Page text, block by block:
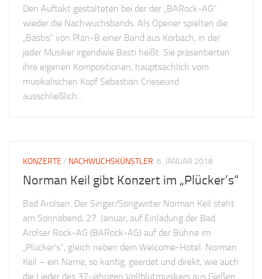
Den Auftakt gestalteten bei der der „BARock-AG“
wieder die Nachwuchsbands. Als Opener spielten die
„Bastis“ von Plan-B einer Band aus Korbach, in der
jeder Musiker irgendwie Basti heißt. Sie präsentierten
ihre eigenen Kompositionen, hauptsächlich vom
musikalischen Kopf Sebastian Crieseund
ausschließlich...
KONZERTE / NACHWUCHSKÜNSTLER 6. JANUAR 2018
Norman Keil gibt Konzert im „Plücker’s“
Bad Arolsen. Der Singer/Songwriter Norman Keil steht
am Sonnabend, 27. Januar, auf Einladung der Bad
Arolser Rock-AG (BARock-AG) auf der Bühne im
„Plücker’s“, gleich neben dem Welcome-Hotel. Norman
Keil – ein Name, so kantig, geerdet und direkt, wie auch
die Lieder des 37-jährigen Vollblutmusikers aus Gießen.